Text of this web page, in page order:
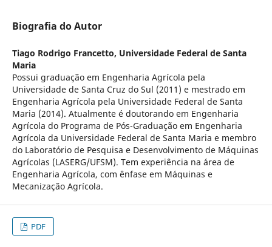
Biografia do Autor
Tiago Rodrigo Francetto, Universidade Federal de Santa
Maria
Possui graduação em Engenharia Agrícola pela
Universidade de Santa Cruz do Sul (2011) e mestrado em
Engenharia Agrícola pela Universidade Federal de Santa
Maria (2014). Atualmente é doutorando em Engenharia
Agrícola do Programa de Pós-Graduação em Engenharia
Agrícola da Universidade Federal de Santa Maria e membro
do Laboratório de Pesquisa e Desenvolvimento de Máquinas
Agrícolas (LASERG/UFSM). Tem experiência na área de
Engenharia Agrícola, com ênfase em Máquinas e
Mecanização Agrícola.
PDF